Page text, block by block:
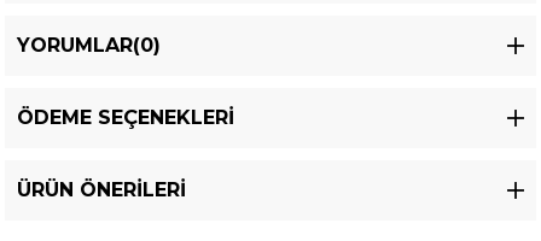
YORUMLAR(0)
ÖDEME SEÇENEKLERI
ÜRÜN ÖNERILERI